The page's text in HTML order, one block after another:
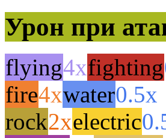
Урон при
flying4xfighting
fire4xwater0.5x
rock2xelectric